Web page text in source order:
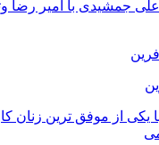
جمشیدی با امیر رضا